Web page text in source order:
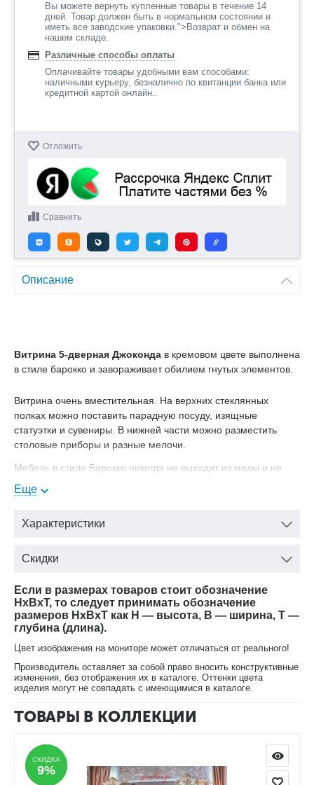
Вы можете вернуть купленные товары в течение 14
дней. Товар должен быть в нормальном состоянии и
иметь все заводские упаковки.">Возврат и обмен на
нашем складе.
Различные способы оплаты
Оплачивайте товары удобными вам способами:
наличными курьеру, безналично по квитанции банка или
кредитной картой онлайн..
Отложить
Сравнить
Описание
Витрина 5-дверная Джоконда в кремовом цвете выполнена
в стиле барокко и завораживает обилием гнутых элементов.
Витрина очень вместительная. На верхних стеклянных
полках можно поставить парадную посуду, изящные
статуэтки и сувениры. В нижней части можно разместить
столовые приборы и разные мелочи.
Мебель в стиле Барокко никогда не выходит из моды и не
теряет своей актуальности
В нашем магазине вы можете купить витрину Джоконда
Арида мебель (Ставрополь) с доставкой на дом.
Еще
Характеристики
Скидки
Если в размерах товаров стоит обозначение
HxBxT, то следует принимать обозначение
размеров HxBxT как H — высота, B — ширина, T —
глубина (длина).
Цвет изображения на мониторе может отличаться от реального!
Производитель оставляет за собой право вносить конструктивные
изменения, без отображения их в каталоге. Оттенки цвета
изделия могут не совпадать с имеющимися в каталоге.
ТОВАРЫ В КОЛЛЕКЦИИ
СКИДКА
9%
СКИДКА
9%